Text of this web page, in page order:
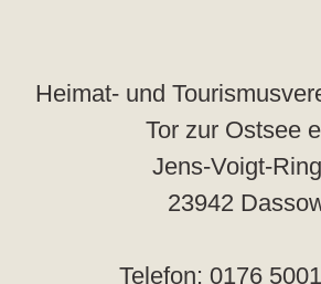
Heimat- und
Tor zur Ostsee
Jens-Voigt-
23942
Telefon: 0176